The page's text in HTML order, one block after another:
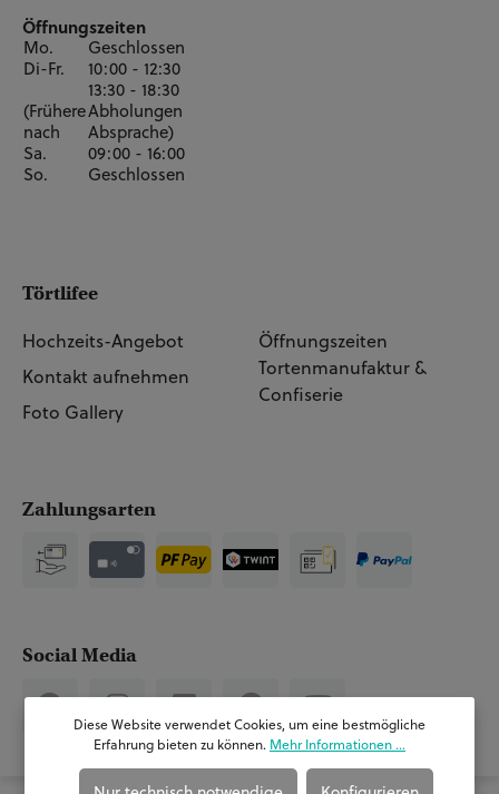
Öffnungszeiten
Mo.
Geschlossen
Di-Fr.
10:00 - 12:30
13:30 - 18:30
(FrühereAbholungen
nach
Absprache)
Sa.
09:00 - 16:00
So.
Geschlossen
Törtlifee
Hochzeits-Angebot
Kontakt aufnehmen
Foto Gallery
Öffnungszeiten
Tortenmanufaktur &
Confiserie
Zahlungsarten
Social Media
Diese Website verwendet Cookies, um eine bestmögliche
Erfahrung bieten zu können. Mehr Informationen ...